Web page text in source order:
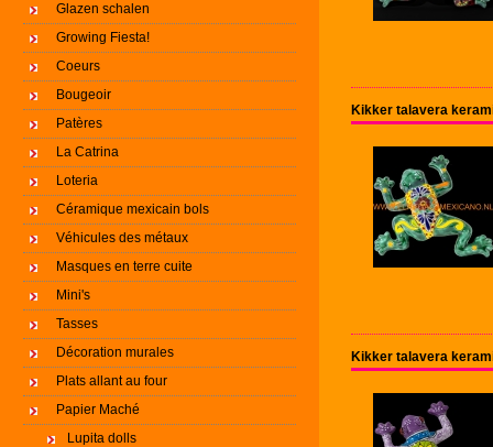
Glazen schalen
Growing Fiesta!
Coeurs
Bougeoir
Patères
La Catrina
Loteria
Céramique mexicain bols
Véhicules des métaux
Masques en terre cuite
Mini's
Tasses
Décoration murales
Plats allant au four
Papier Maché
Lupita dolls
Kikker talavera
Kikker talavera